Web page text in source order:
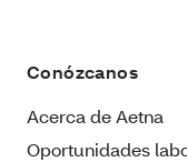
Conózcanos
Acerca de Aetna
Oportunidades